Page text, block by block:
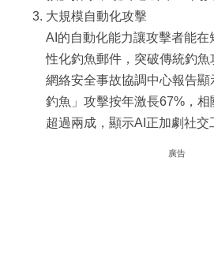
大規模自動化攻擊
AI的自動化能力讓攻擊者能在
性化釣魚郵件，突破傳統釣
網絡安全事故協調中心報告
釣魚」攻擊按年激長67%，
超過兩成，顯示AI正加劇社交
廣告